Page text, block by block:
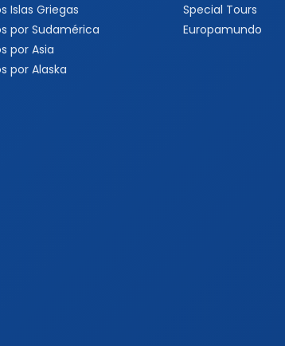
Islas Griegas
por Sudamérica
por Asia
por Alaska
Special Tours
Europamundo